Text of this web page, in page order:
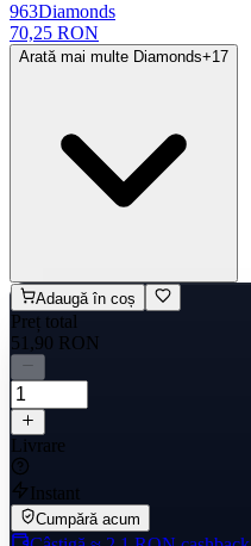
963Diamonds
70,25 RON
Arată mai multe Diamonds+17
Adaugă în coș
Preț total
51,90 RON
Livrare
Instant
Cumpără acum